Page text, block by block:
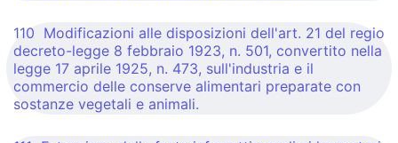
110 Modificazioni alle disposizioni dell'art. 21 del regio
decreto-legge 8 febbraio 1923, n. 501, convertito nella
legge 17 aprile 1925, n. 473, sull'industria e il
commercio delle conserve alimentari preparate con
sostanze vegetali e animali.